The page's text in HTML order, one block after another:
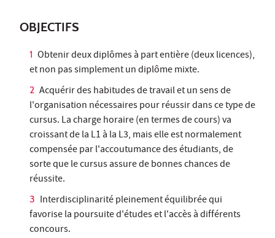
OBJECTIFS
Obtenir deux diplômes à part entière (deux licences),
et non pas simplement un diplôme mixte.
Acquérir des habitudes de travail et un sens de
l'organisation nécessaires pour réussir dans ce type de
cursus. La charge horaire (en termes de cours) va
croissant de la L1 à la L3, mais elle est normalement
compensée par l'accoutumance des étudiants, de
sorte que le cursus assure de bonnes chances de
réussite.
Interdisciplinarité pleinement équilibrée qui
favorise la poursuite d'études et l'accès à différents
concours.